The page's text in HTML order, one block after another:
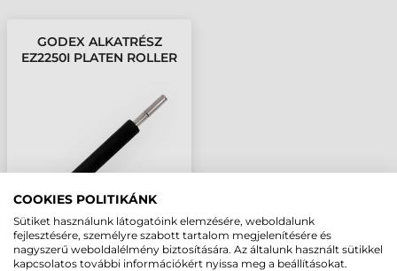
GODEX ALKATRÉSZ
EZ2250I PLATEN ROLLER
COOKIES POLITIKÁNK
Sütiket használunk látogatóink elemzésére, weboldalunk
fejlesztésére, személyre szabott tartalom megjelenítésére és
nagyszerű weboldalélmény biztosítására. Az általunk használt sütikkel
kapcsolatos további információkért nyissa meg a beállításokat.